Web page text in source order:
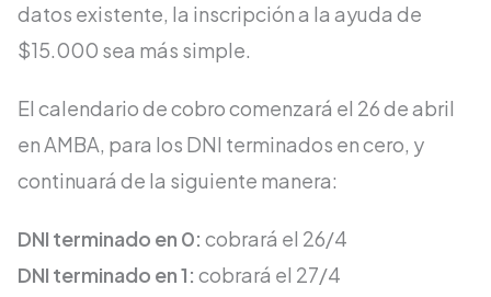
datos existente, la inscripción a la ayuda de
$15.000 sea más simple.
El calendario de cobro comenzará el 26 de abril
en AMBA, para los DNI terminados en cero, y
continuará de la siguiente manera:
DNI terminado en 0: cobrará el 26/4
DNI terminado en 1: cobrará el 27/4